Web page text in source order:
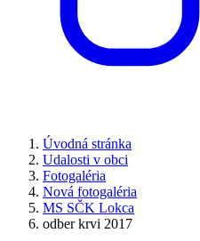
Úvodná stránka
Udalosti v obci
Fotogaléria
Nová fotogaléria
MS SČK Lokca
odber krvi 2017